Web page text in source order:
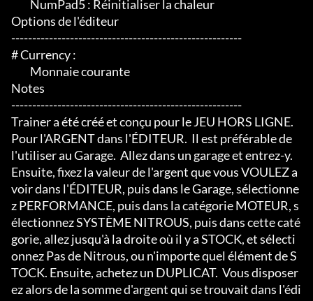
Options de l'éditeur
-------------------------------------------------------
# Currency :
Notes
-------------------------------------------------------
Trainer a été créé et conçu pour le JEU HORS LIGNE.
Pour l'ARGENT dans l'ÉDITEUR.  Il est préférable de
l'utiliser au Garage.  Allez dans un garage et entrez-y.
Ensuite, fixez la valeur de l'argent que vous VOULEZ a
voir dans l'ÉDITEUR, puis dans le Garage, sélectionne
z PERFORMANCE, puis dans la catégorie MOTEUR, s
électionnez SYSTÈME NITROUS, puis dans cette caté
gorie, allez jusqu'à la droite où il y a STOCK, et sélecti
onnez Pas de Nitrous, ou n'importe quel élément de S
TOCK. Ensuite, achetez un DUPLICAT.  Vous disposer
ez alors de la somme d'argent qui se trouvait dans l'édi